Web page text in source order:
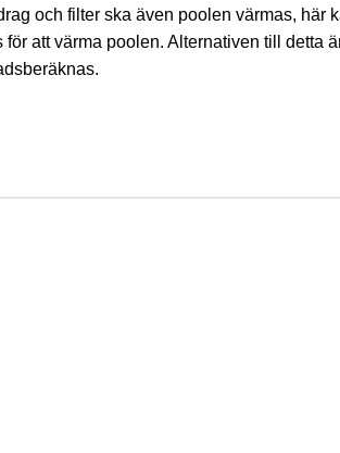
och filter ska även poolen värmas, här
att värma poolen. Alternativen till detta